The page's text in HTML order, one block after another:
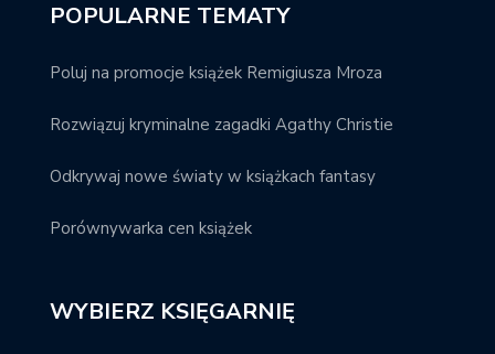
POPULARNE TEMATY
Poluj na promocje książek Remigiusza Mroza
Rozwiązuj kryminalne zagadki Agathy Christie
Odkrywaj nowe światy w książkach fantasy
Porównywarka cen książek
WYBIERZ KSIĘGARNIĘ